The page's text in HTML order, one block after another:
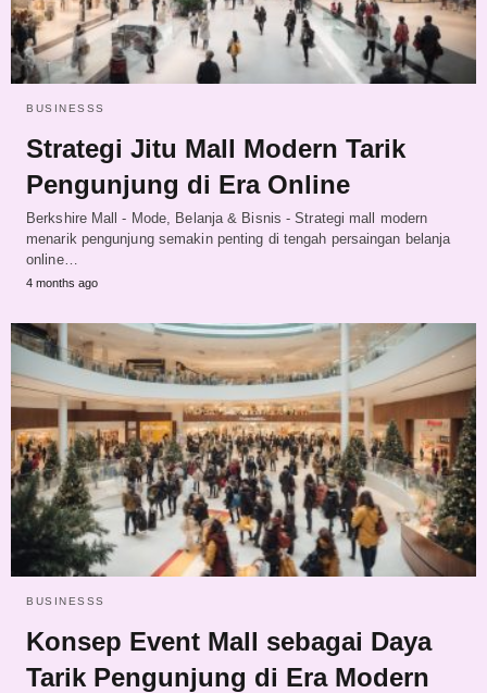
BUSINESSS
Strategi Jitu Mall Modern Tarik
Pengunjung di Era Online
Berkshire Mall - Mode, Belanja & Bisnis - Strategi mall modern
menarik pengunjung semakin penting di tengah persaingan belanja
online…
4 months ago
BUSINESSS
Konsep Event Mall sebagai Daya
Tarik Pengunjung di Era Modern